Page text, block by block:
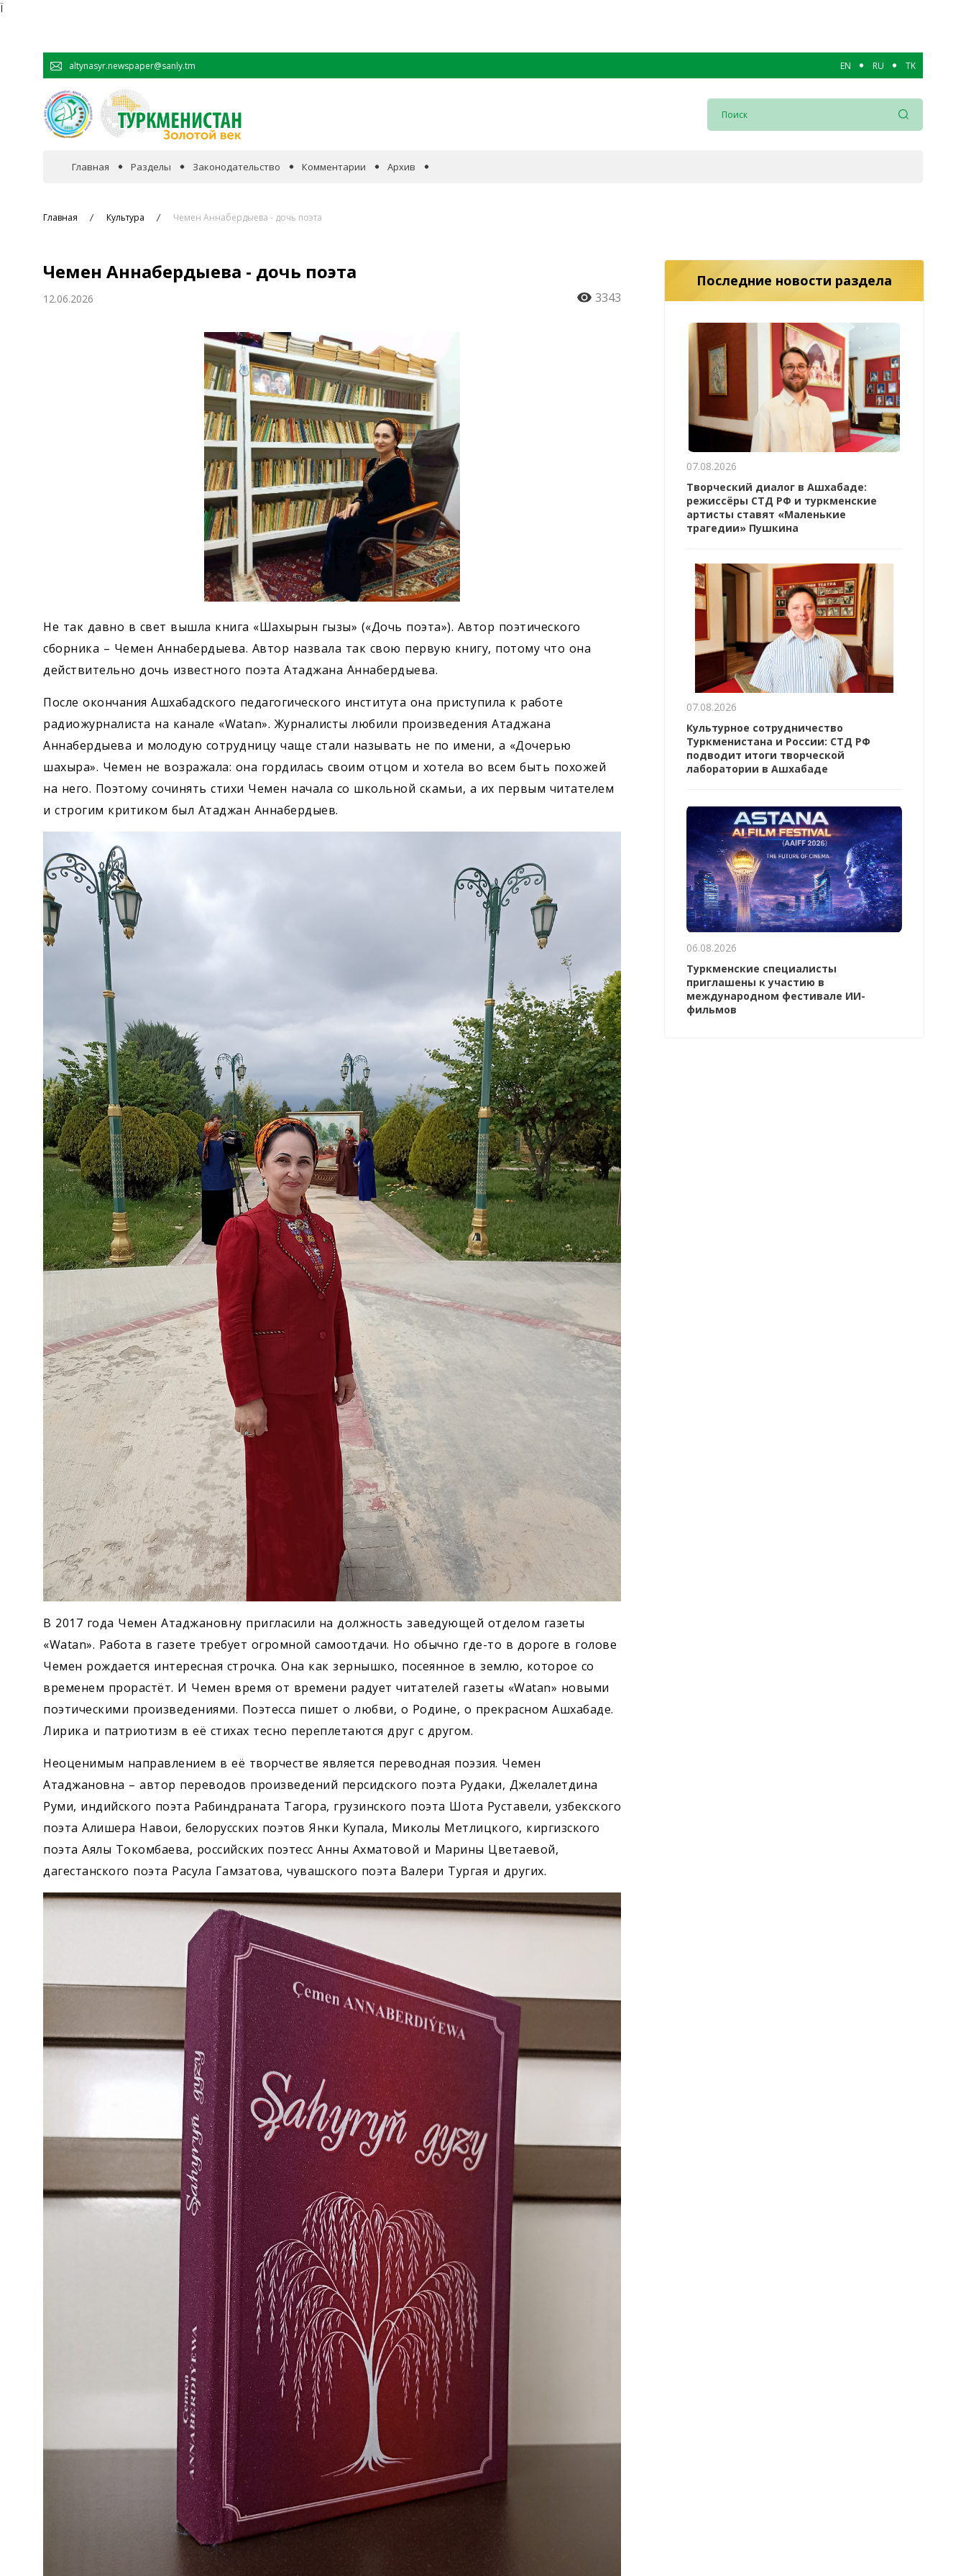
Ï
altynasyr.newspaper@sanly.tm EN RU TK
Главная Разделы
Сотрудничество
Законодательство Комментарии Архив
Главная Культура Чемен Аннабердыева - дочь поэта
Чемен Аннабердыева - дочь поэта
12.06.2026 3343
Не так давно в свет вышла книга «Шахырын гызы» («Дочь поэта»). Автор поэтического
сборника – Чемен Аннабердыева. Автор назвала так свою первую книгу, потому что она
действительно дочь известного поэта Атаджана Аннабердыева.
После окончания Ашхабадского педагогического института она приступила к работе
радиожурналиста на канале «Watan». Журналисты любили произведения Атаджана
Аннабердыева и молодую сотрудницу чаще стали называть не по имени, а «Дочерью
шахыра». Чемен не возражала: она гордилась своим отцом и хотела во всем быть похожей
на него. Поэтому сочинять стихи Чемен начала со школьной скамьи, а их первым читателем
и строгим критиком был Атаджан Аннабердыев.
В 2017 года Чемен Атаджановну пригласили на должность заведующей отделом газеты
«Watan». Работа в газете требует огромной самоотдачи. Но обычно где-то в дороге в голове
Чемен рождается интересная строчка. Она как зернышко, посеянное в землю, которое со
временем прорастёт. И Чемен время от времени радует читателей газеты «Watan» новыми
поэтическими произведениями. Поэтесса пишет о любви, о Родине, о прекрасном Ашхабаде.
Лирика и патриотизм в её стихах тесно переплетаются друг с другом.
Неоценимым направлением в её творчестве является переводная поэзия. Чемен
Атаджановна – автор переводов произведений персидского поэта Рудаки, Джелалетдина
Руми, индийского поэта Рабиндраната Тагора, грузинского поэта Шота Руставели, узбекского
поэта Алишера Навои, белорусских поэтов Янки Купала, Миколы Метлицкого, киргизского
поэта Аялы Токомбаева, российских поэтесс Анны Ахматовой и Марины Цветаевой,
дагестанского поэта Расула Гамзатова, чувашского поэта Валери Тургая и других.
Последние новости раздела
07.08.2026
Творческий диалог в Ашхабаде:
режиссёры СТД РФ и туркменские
артисты ставят «Маленькие
трагедии» Пушкина
07.08.2026
Культурное сотрудничество
Туркменистана и России: СТД РФ
подводит итоги творческой
лаборатории в Ашхабаде
06.08.2026
Туркменские специалисты
приглашены к участию в
международном фестивале ИИ-
фильмов